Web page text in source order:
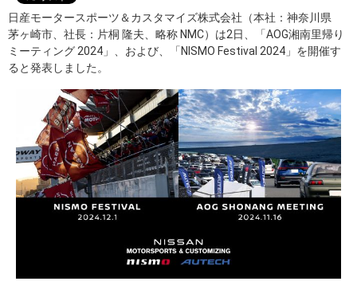
日産モータースポーツ＆カスタマイズ株式会社（本社：神奈川県
茅ヶ崎市、社長：片桐 隆夫、略称 NMC）は2日、「AOG湘南里帰り
ミーティング 2024」、および、「NISMO Festival 2024」を開催す
ると発表しました。